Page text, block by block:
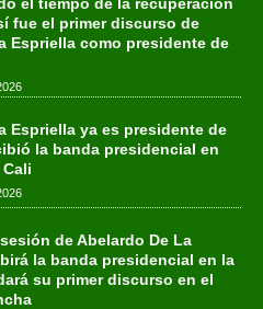
fue el primer discurso de
Espriella como presidente de
Espriella ya es presidente de
la banda presidencial en
de Abelardo De La
la banda presidencial en la
su primer discurso en el